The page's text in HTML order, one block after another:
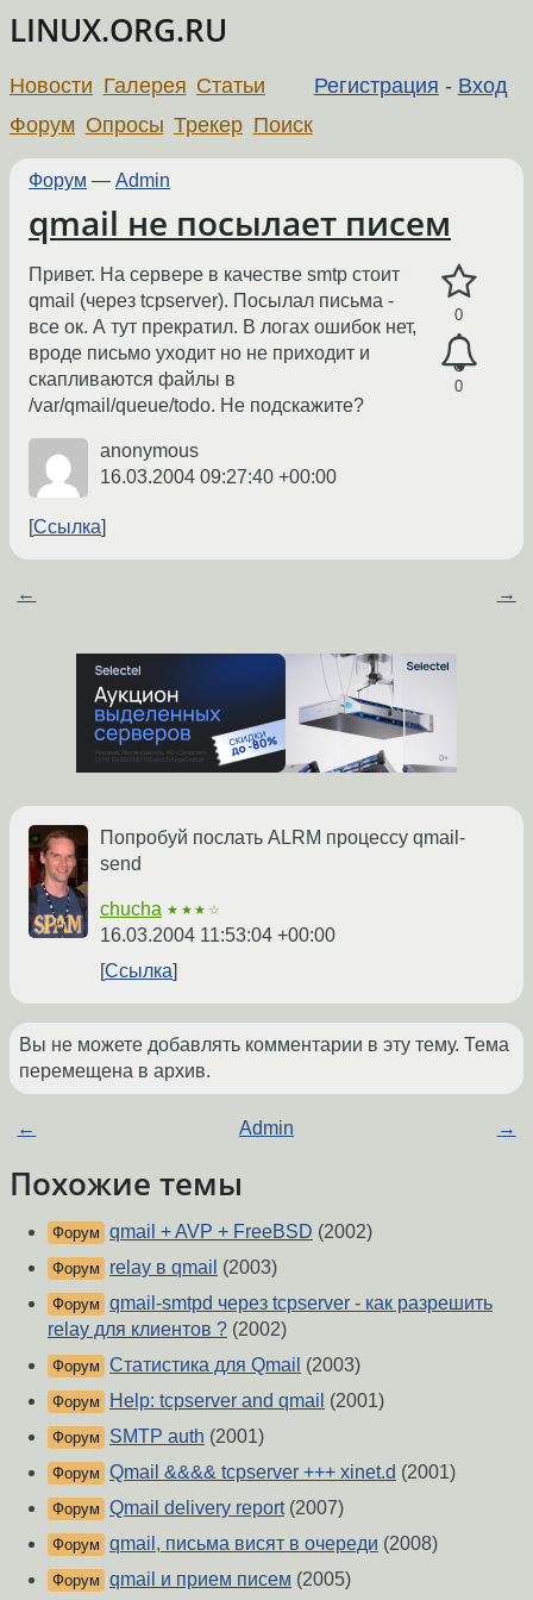
LINUX.ORG.RU
Регистрация - Вход
Новости Галерея Статьи
Форум Опросы Трекер Поиск
Форум — Admin
qmail не посылает писем
0
0
Привет. На сервере в качестве smtp стоит
qmail (через tcpserver). Посылал письма -
все ок. А тут прекратил. В логах ошибок нет,
вроде письмо уходит но не приходит и
скапливаются файлы в
/var/qmail/queue/todo. Не подскажите?
anonymous
16.03.2004 09:27:40 +00:00
Ссылка
← →
Попробуй послать ALRM процессу qmail-
send
chucha ★★★☆
16.03.2004 11:53:04 +00:00
Ссылка
Вы не можете добавлять комментарии в эту тему. Тема
перемещена в архив.
← Admin →
Похожие темы
Форум qmail + AVP + FreeBSD (2002)
Форум relay в qmail (2003)
Форум qmail-smtpd через tcpserver - как разрешить
relay для клиентов ? (2002)
Форум Статистика для Qmail (2003)
Форум Help: tcpserver and qmail (2001)
Форум SMTP auth (2001)
Форум Qmail &&&& tcpserver +++ xinet.d (2001)
Форум Qmail delivery report(2007)
Форум qmail, письма висят в очереди (2008)
Форум qmail и прием писем (2005)